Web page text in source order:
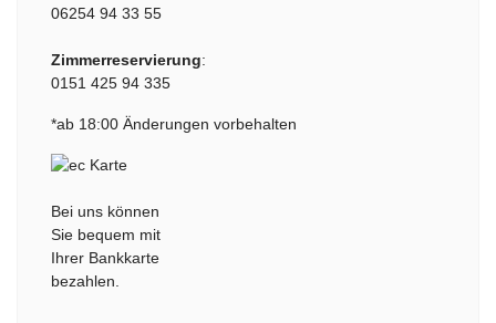
06254 94 33 55
Zimmerreservierung:
0151 425 94 335
*ab 18:00 Änderungen vorbehalten
Bei uns können
Sie bequem mit
Ihrer Bankkarte
bezahlen.